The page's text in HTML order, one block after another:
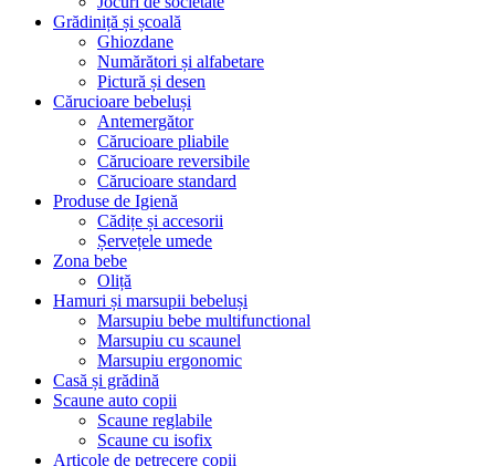
Grădiniță și școală
Ghiozdane
Numărători și alfabetare
Pictură și desen
Cărucioare bebeluși
Antemergător
Cărucioare pliabile
Cărucioare reversibile
Cărucioare standard
Produse de Igienă
Cădițe și accesorii
Șervețele umede
Zona bebe
Oliță
Hamuri și marsupii bebeluși
Marsupiu bebe multifunctional
Marsupiu cu scaunel
Marsupiu ergonomic
Casă și grădină
Scaune auto copii
Scaune reglabile
Scaune cu isofix
Articole de petrecere copii